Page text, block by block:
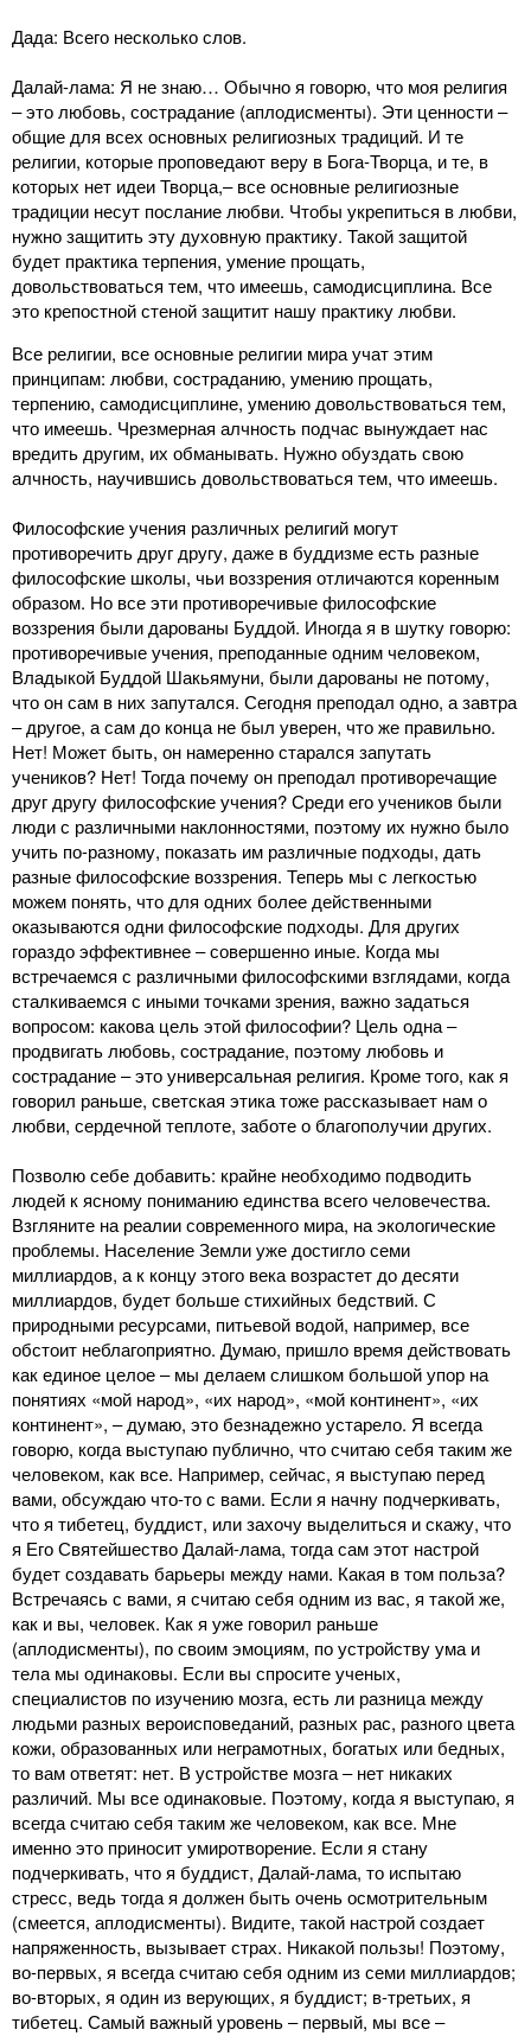
Дада: Всего несколько слов.
Далай-лама: Я не знаю… Обычно я говорю, что моя религия
‒ это любовь, сострадание (аплодисменты). Эти ценности ‒
общие для всех основных религиозных традиций. И те
религии, которые проповедают веру в Бога-Творца, и те, в
которых нет идеи Творца,‒ все основные религиозные
традиции несут послание любви. Чтобы укрепиться в любви,
нужно защитить эту духовную практику. Такой защитой
будет практика терпения, умение прощать,
довольствоваться тем, что имеешь, самодисциплина. Все
это крепостной стеной защитит нашу практику любви.
Все религии, все основные религии мира учат этим
принципам: любви, состраданию, умению прощать,
терпению, самодисциплине, умению довольствоваться тем,
что имеешь. Чрезмерная алчность подчас вынуждает нас
вредить другим, их обманывать. Нужно обуздать свою
алчность, научившись довольствоваться тем, что имеешь.
Философские учения различных религий могут
противоречить друг другу, даже в буддизме есть разные
философские школы, чьи воззрения отличаются коренным
образом. Но все эти противоречивые философские
воззрения были дарованы Буддой. Иногда я в шутку говорю:
противоречивые учения, преподанные одним человеком,
Владыкой Буддой Шакьямуни, были дарованы не потому,
что он сам в них запутался. Сегодня преподал одно, а завтра
‒ другое, а сам до конца не был уверен, что же правильно.
Нет! Может быть, он намеренно старался запутать
учеников? Нет! Тогда почему он преподал противоречащие
друг другу философские учения? Среди его учеников были
люди с различными наклонностями, поэтому их нужно было
учить по-разному, показать им различные подходы, дать
разные философские воззрения. Теперь мы с легкостью
можем понять, что для одних более действенными
оказываются одни философские подходы. Для других
гораздо эффективнее ‒ совершенно иные. Когда мы
встречаемся с различными философскими взглядами, когда
сталкиваемся с иными точками зрения, важно задаться
вопросом: какова цель этой философии? Цель одна ‒
продвигать любовь, сострадание, поэтому любовь и
сострадание ‒ это универсальная религия. Кроме того, как я
говорил раньше, светская этика тоже рассказывает нам о
любви, сердечной теплоте, заботе о благополучии других.
Позволю себе добавить: крайне необходимо подводить
людей к ясному пониманию единства всего человечества.
Взгляните на реалии современного мира, на экологические
проблемы. Население Земли уже достигло семи
миллиардов, а к концу этого века возрастет до десяти
миллиардов, будет больше стихийных бедствий. С
природными ресурсами, питьевой водой, например, все
обстоит неблагоприятно. Думаю, пришло время действовать
как единое целое ‒ мы делаем слишком большой упор на
понятиях «мой народ», «их народ», «мой континент», «их
континент», ‒ думаю, это безнадежно устарело. Я всегда
говорю, когда выступаю публично, что считаю себя таким же
человеком, как все. Например, сейчас, я выступаю перед
вами, обсуждаю что-то с вами. Если я начну подчеркивать,
что я тибетец, буддист, или захочу выделиться и скажу, что
я Его Святейшество Далай-лама, тогда сам этот настрой
будет создавать барьеры между нами. Какая в том польза?
Встречаясь с вами, я считаю себя одним из вас, я такой же,
как и вы, человек. Как я уже говорил раньше
(аплодисменты), по своим эмоциям, по устройству ума и
тела мы одинаковы. Если вы спросите ученых,
специалистов по изучению мозга, есть ли разница между
людьми разных вероисповеданий, разных рас, разного цвета
кожи, образованных или неграмотных, богатых или бедных,
то вам ответят: нет. В устройстве мозга ‒ нет никаких
различий. Мы все одинаковые. Поэтому, когда я выступаю, я
всегда считаю себя таким же человеком, как все. Мне
именно это приносит умиротворение. Если я стану
подчеркивать, что я буддист, Далай-лама, то испытаю
стресс, ведь тогда я должен быть очень осмотрительным
(смеется, аплодисменты). Видите, такой настрой создает
напряженность, вызывает страх. Никакой пользы! Поэтому,
во-первых, я всегда считаю себя одним из семи миллиардов;
во-вторых, я один из верующих, я буддист; в-третьих, я
тибетец. Самый важный уровень ‒ первый, мы все ‒